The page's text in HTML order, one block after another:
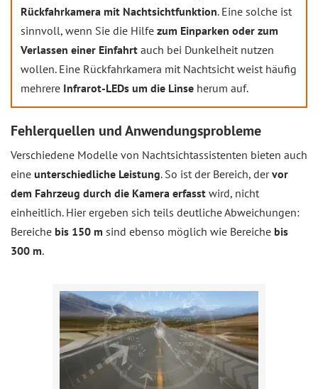
Rückfahrkamera mit Nachtsichtfunktion. Eine solche ist
sinnvoll, wenn Sie die Hilfe zum Einparken oder zum
Verlassen einer Einfahrt auch bei Dunkelheit nutzen
wollen. Eine Rückfahrkamera mit Nachtsicht weist häufig
mehrere Infrarot-LEDs um die Linse herum auf.
Fehlerquellen und Anwendungsprobleme
Verschiedene Modelle von Nachtsichtassistenten bieten auch
eine unterschiedliche Leistung. So ist der Bereich, dervor
dem Fahrzeug durch die Kamera erfasst wird, nicht
einheitlich. Hier ergeben sich teils deutliche Abweichungen:
Bereiche bis 150 m sind ebenso möglich wie Bereiche bis
300 m.